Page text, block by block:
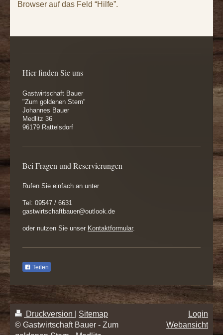
Browser auf das Feld “Hilfe”.
Hier finden Sie uns
Gastwirtschaft Bauer
"Zum goldenen Stern"
Johannes Bauer
Medlitz 36
96179 Rattelsdorf
Bei Fragen und Reservierungen
Rufen Sie einfach an unter
Tel: 09547 / 6631
gastwirtschaftbauer@outlook.de
oder nutzen Sie unser Kontaktformular.
Teilen
Druckversion
Sitemap
© Gastwirtschaft Bauer - Zum
Login
Webansicht